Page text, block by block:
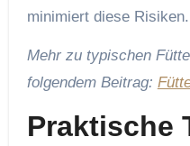
minimiert diese Risiken.
Mehr zu typischen
folgendem Beitrag:
Praktische